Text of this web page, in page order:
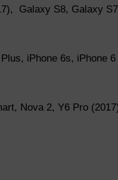
Galaxy S8, Galaxy
iPhone 6s, iPhone
Nova 2, Y6 Pro